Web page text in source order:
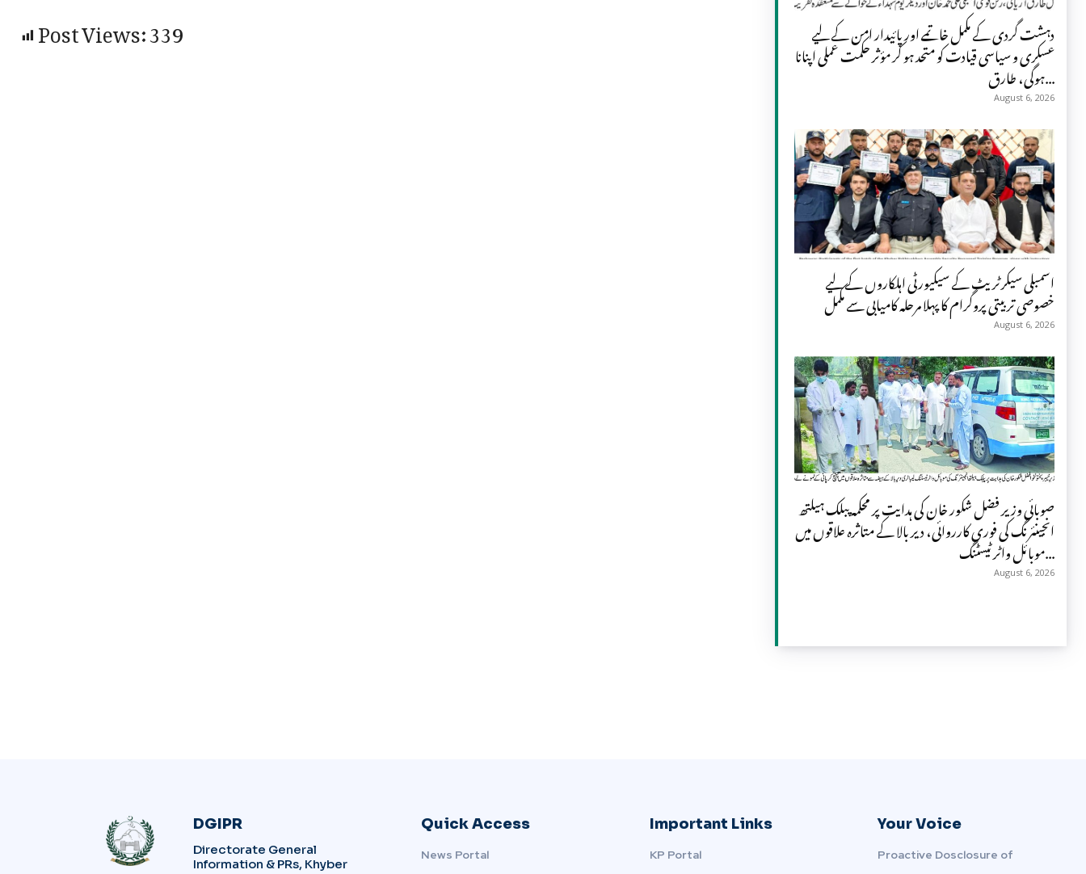
Post Views:339 دہشت گردی کے مکمل خاتمے اور پائیدار امن کے لیے
عسکری و سیاسی قیادت کو متحد ہو کر مؤثر حکمت عملی اپنانا
ہوگی، طارق...
August 6, 2026
اسمبلی سیکرٹریٹ کے سیکیورٹی اہلکاروں کے لیے
خصوصی تربیتی پروگرام کا پہلا مرحلہ کامیابی سے مکمل
August 6, 2026
صوبائی وزیر فضل شکور خان کی ہدایت پر محکمہ پبلک ہیلتھ
انجینئرنگ کی فوری کارروائی، دیر بالا کے متاثرہ علاقوں میں
موبائل واٹر ٹیسٹنگ...
August 6, 2026
DGIPR
Directorate General
Information & PRs, Khyber
Quick Access
News Portal
Important Links
KP Portal
Your Voice
Proactive Dosclosure of